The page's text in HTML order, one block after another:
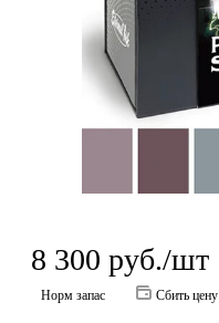
8 300 руб./шт
Норм запас Сбить цену